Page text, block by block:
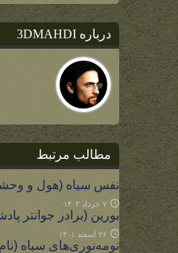
درباره 3DMAHDI
مطالب مرتبط
نفس سیاه (هول و
۷ خرداد ۱۴۰۳
بورین (برادر جوانتر
۲۶ اسفند ۱۴۰۱
نومه‌نوری‌های سیاه